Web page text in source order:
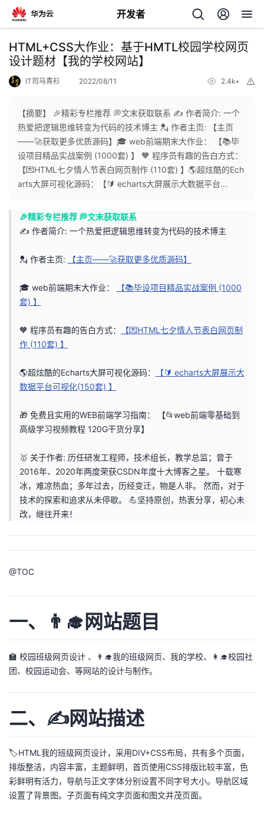
开发者
返
回
个
人
页
我
开
发
者
的
博
我
的
坛
我
圈
子
的
直
播
我
的
活
动
我
的
关
我
的
发
者
堂
的
程
我
认
证
的
实
我
的
我
Programs
的
支
我
技
支
持
的
声
建
HTML+CSS大作业：基于HMTL校园学校网页
设计题材【我的学校网站】
IT司马青衫 2022/08/11 2.4k+
【摘要】 🎉精彩专栏推荐 💭文末获取联系 ✍️ 作者简介: 一个
热爱把逻辑思维转变为代码的技术博主 💂 作者主页: 【主页
——🚀获取更多优质源码】🎓 web前端期末大作业： 【📚毕
设项目精品实战案例 (1000套) 】 🧡 程序员有趣的告白方式：
【💌HTML七夕情人节表白网页制作 (110套) 】🌎超炫酷的Ech
arts大屏可视化源码：【🔰 echarts大屏展示大数据平台...
🎉精彩专栏推荐 💭文末获取联系
✍️ 作者简介: 一个热爱把逻辑思维转变为代码的技术博主
💂 作者主页: 【主页——🚀获取更多优质源码】
🎓 web前端期末大作业：
【📚毕设项目精品实战案例 (1000
套) 】
🧡 程序员有趣的告白方式：
【💌HTML七夕情人节表白网页制
作 (110套) 】
🌎超炫酷的Echarts大屏可视化源码：
【🔰 echarts大屏展示大
数据平台可视化(150套) 】
🎁 免费且实用的WEB前端学习指南：
【📂web前端零基础到
高级学习视频教程 120G干货分享】
🥇 关于作者: 历任研发工程师，技术组长，教学总监；曾于
2016年、2020年两度荣获CSDN年度十大博客之星。 十载寒
冰，难凉热血；多年过去，历经变迁，物是人非。 然而，对于
技术的探索和追求从未停歇。 💪坚持原创，热衷分享，初心未
改，继往开来！
@TOC
一、👨‍🎓网站题目
🏫 校园班级网页设计 、👨‍🎓我的班级网页、我的学校、👩‍🎓校园社
团、校园运动会、等网站的设计与制作。
二、✍️网站描述
🏷️HTML我的班级网页设计，采用DIV+CSS布局，共有多个页面，
排版整洁，内容丰富，主题鲜明，首页使用CSS排版比较丰富，色
彩鲜明有活力，导航与正文字体分别设置不同字号大小。导航区域
设置了背景图。子页面有纯文字页面和图文并茂页面。